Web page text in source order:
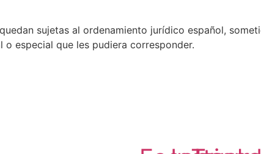
sujetas al ordenamiento jurídico español,
especial que les pudiera corresponder.